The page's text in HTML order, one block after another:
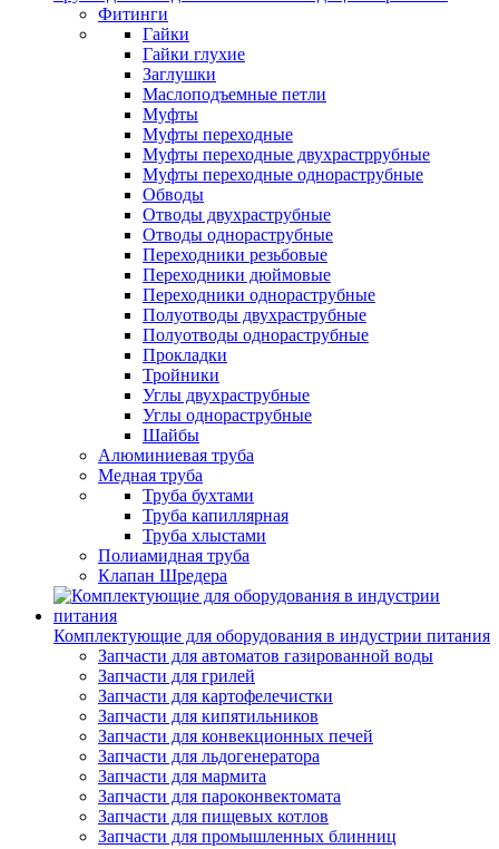
Фитинги
Гайки
Гайки глухие
Заглушки
Маслоподъемные петли
Муфты
Муфты переходные
Муфты переходные двухрастррубные
Муфты переходные однораструбные
Обводы
Отводы двухраструбные
Отводы однораструбные
Переходники резьбовые
Переходники дюймовые
Переходники однораструбные
Полуотводы двухраструбные
Полуотводы однораструбные
Прокладки
Тройники
Углы двухраструбные
Углы однораструбные
Шайбы
Алюминиевая труба
Медная труба
Труба бухтами
Труба капиллярная
Труба хлыстами
Полиамидная труба
Клапан Шредера
Комплектующие для оборудования в индустрии питания
Запчасти для автоматов газированной воды
Запчасти для грилей
Запчасти для картофелечистки
Запчасти для кипятильников
Запчасти для конвекционных печей
Запчасти для льдогенератора
Запчасти для мармита
Запчасти для пароконвектомата
Запчасти для пищевых котлов
Запчасти для промышленных блинниц